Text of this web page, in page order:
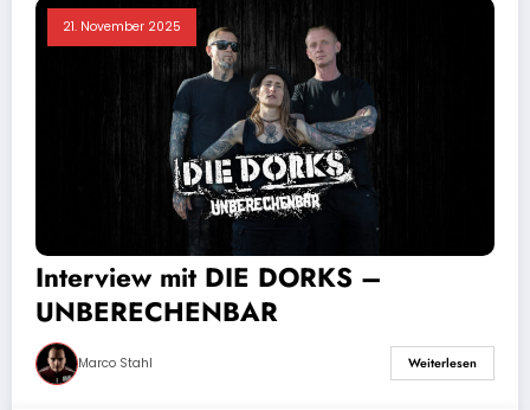
21. November 2025
Interview mit DIE DORKS –
UNBERECHENBAR
Marco Stahl Weiterlesen